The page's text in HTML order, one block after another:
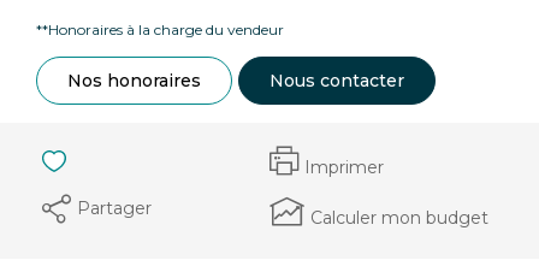
**Honoraires à la charge du vendeur
Nos honoraires Nous contacter
Imprimer
Partager
Calculer mon budget